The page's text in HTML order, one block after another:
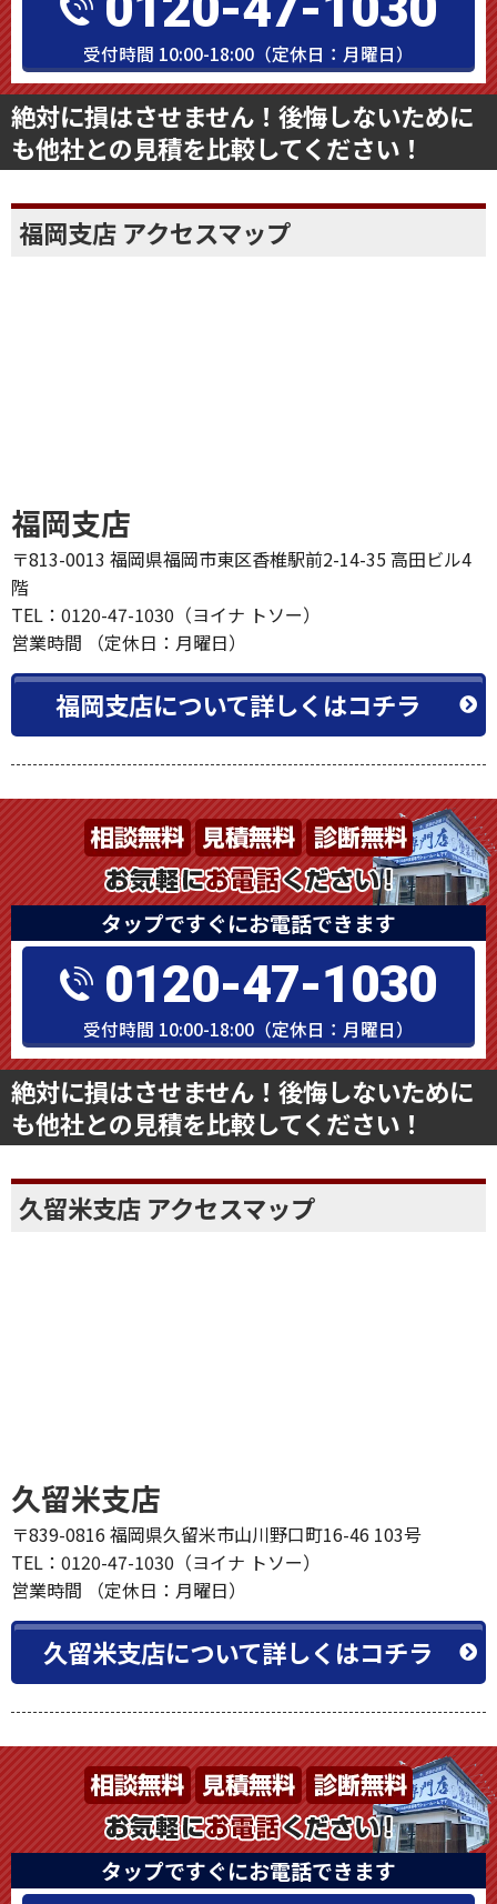
タップですぐにお電話できます
0120-47-1030
受付時間 10:00-18:00（定休日：月曜日）
も他社との見積を比較してください！
福岡支店
〒813-0013 福岡県福岡市東区香椎駅前2-14-35 高田ビル4
TEL：0120-47-1030（ヨイナ トソー）
営業時間 （定休日：月曜日）
タップですぐにお電話できます
0120-47-1030
受付時間 10:00-18:00（定休日：月曜日）
も他社との見積を比較してください！
久留米支店
TEL：0120-47-1030（ヨイナ トソー）
営業時間 （定休日：月曜日）